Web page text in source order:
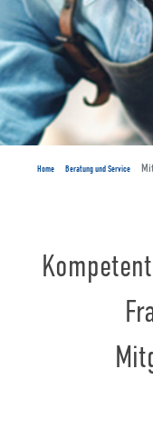
Home Beratung und Service